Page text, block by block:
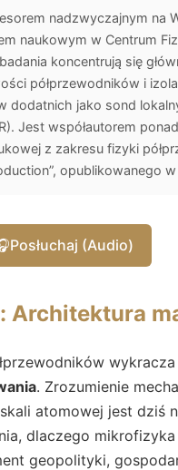
nadzwyczajnym na
naukowym w Centrum
koncentrują się
półprzewodników i
dodatnich jako sond
Jest współautorem
z zakresu fizyki
opublikowanego
Posłuchaj (Audio)
Architektura
. Zrozumienie
atomowej jest dziś
dlaczego
geopolityki,